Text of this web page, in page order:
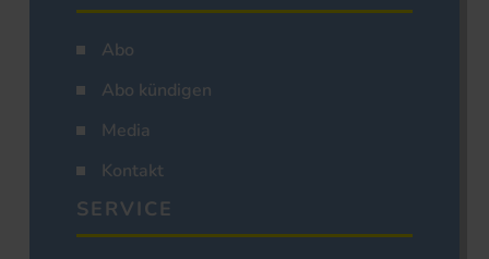
Abo
Abo kündigen
Media
Kontakt
SERVICE